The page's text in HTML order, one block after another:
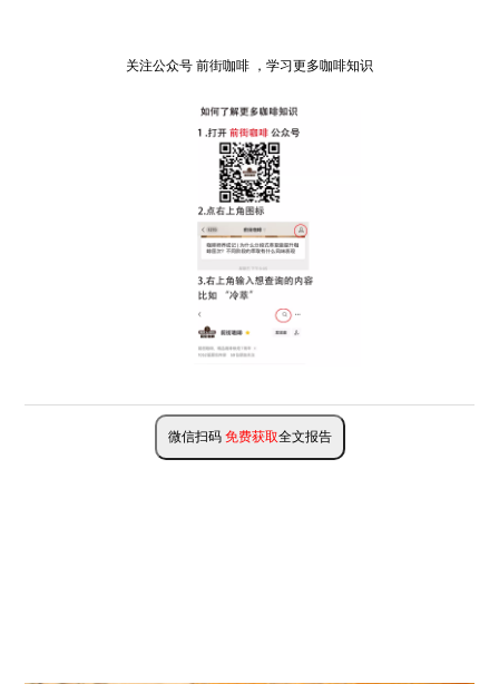
关注公众号 前街咖啡 ，学习更多咖啡知识
微信扫码 免费获取全文报告